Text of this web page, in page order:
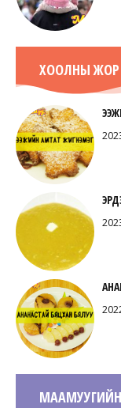
ХООЛНЫ ЖОР